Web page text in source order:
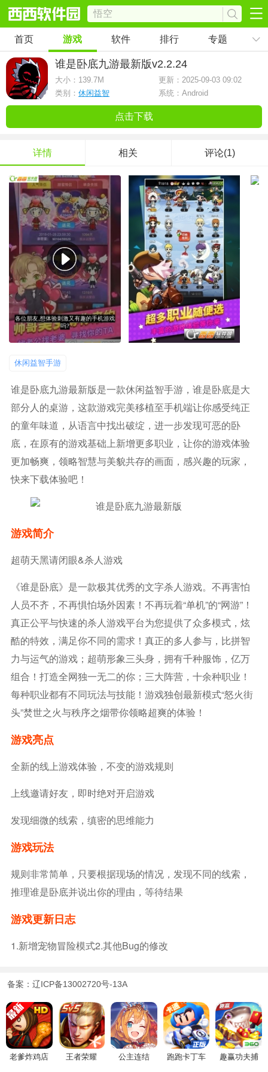
首页 游戏 软件 排行 专题
谁是卧底九游最新版v2.2.24
大小： 139.7M
更新：2025-09-03 09:02
类别： 休闲益智 系统：Android
点击下载
详情 相关 评论(1)
休闲益智手游
谁是卧底九游最新版是一款休闲益智手游，谁是卧底是大
部分人的桌游，这款游戏完美移植至手机端让你感受纯正
的童年味道，从语言中找出破绽，进一步发现可恶的卧
底，在原有的游戏基础上新增更多职业，让你的游戏体验
更加畅爽，领略智慧与美貌共存的画面，感兴趣的玩家，
快来下载体验吧！
游戏简介
超萌天黑请闭眼&杀人游戏
《谁是卧底》是一款极其优秀的文字杀人游戏。不再害怕
人员不齐，不再惧怕场外因素！不再玩着“单机”的“网游”！
真正公平与快速的杀人游戏平台为您提供了众多模式，炫
酷的特效，满足你不同的需求！真正的多人参与，比拼智
力与运气的游戏；超萌形象三头身，拥有千种服饰，亿万
组合！打造全网独一无二的你；三大阵营，十余种职业！
每种职业都有不同玩法与技能！游戏独创最新模式“怒火街
头”焚世之火与秩序之烟带你领略超爽的体验！
游戏亮点
全新的线上游戏体验，不变的游戏规则
上线邀请好友，即时绝对开启游戏
发现细微的线索，缜密的思维能力
游戏玩法
规则非常简单，只要根据现场的情况，发现不同的线索，
推理谁是卧底并说出你的理由，等待结果
游戏更新日志
1.新增宠物冒险模式2.其他bug的修改
备案：辽ICP备13002720号-13A
老爹炸鸡店
王者荣耀 公主连结 跑跑卡丁车
趣赢功夫捕